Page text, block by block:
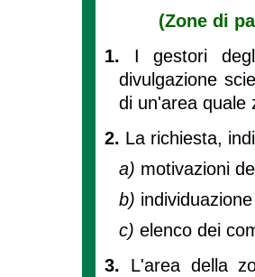
(Zone di
1. I gestori
divulgazione
di un'area quale
2. La richiesta,
a) motivazioni
b)
c) elenco dei
3. L'area della